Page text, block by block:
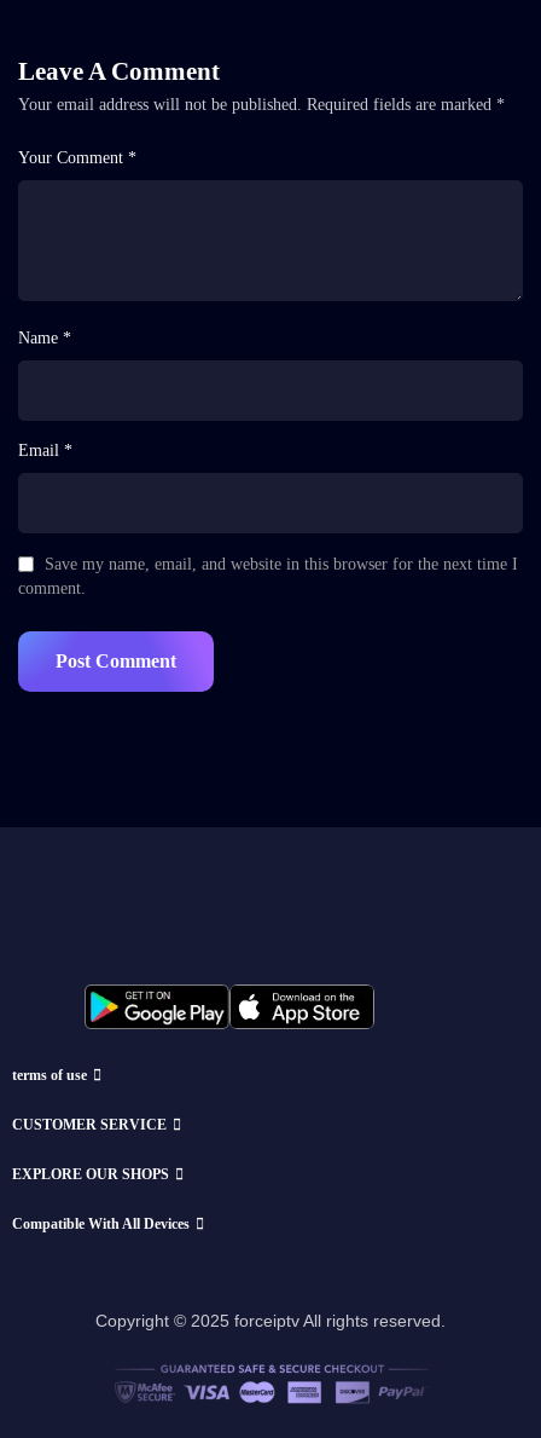
Leave A Comment
Your email address will not be published. Required fields are marked *
Your Comment *
Name *
Email *
Save my name, email, and website in this browser for the next time I
comment.
terms of use
CUSTOMER SERVICE
EXPLORE OUR SHOPS
Compatible With All Devices
Copyright © 2025 forceiptv All rights reserved.